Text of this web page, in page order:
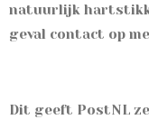
natuurlijk
geval contact op
Dit geeft PostNL